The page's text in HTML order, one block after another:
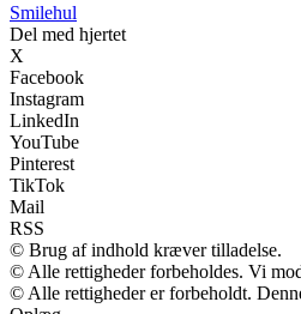
Smilehul
Del med hjertet
X
Facebook
Instagram
LinkedIn
YouTube
Pinterest
TikTok
Mail
RSS
© Brug af indhold kræver tilladelse.
© Alle rettigheder forbeholdes. Vi
© Alle rettigheder er forbeholdt.